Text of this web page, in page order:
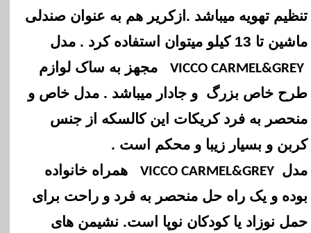
تنظیم تهویه میباشد .ازکریر هم به عنوان صندلی
ماشین تا 13 کیلو میتوان استفاده کرد . مدل
VICCO CARMEL&GREY مجهز به ساک لوازم
طرح خاص بزرگ و جادار میباشد . مدل خاص و
منحصر به فرد کریکات این کالسکه از جنس
کربن و بسیار زیبا و محکم است .
مدل VICCO CARMEL&GREY همراه خانواده
بوده و یک راه حل منحصر به فرد و راحت برای
حمل نوزاد یا کودکان نوپا است. نشیمن های